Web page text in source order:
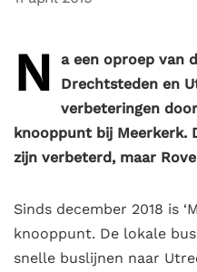
N
a een oproep van
Drechtsteden en
verbeteringen
knooppunt bij Meerkerk.
zijn verbeterd, maar
Sinds december 2018 is
knooppunt. De lokale
snelle buslijnen naar